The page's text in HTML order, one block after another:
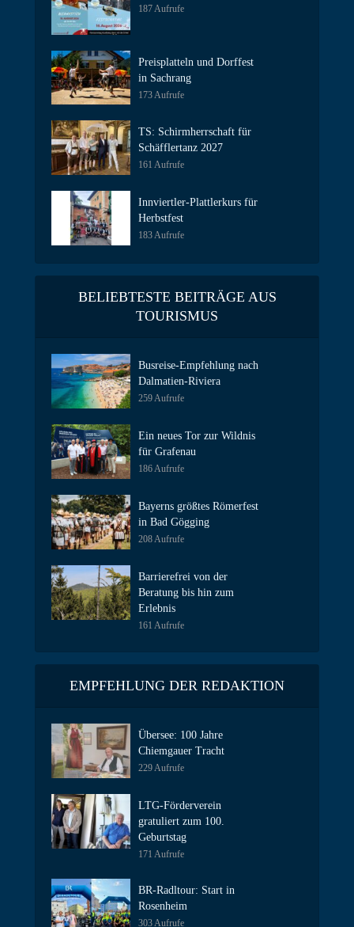
187 Aufrufe
Preisplatteln und Dorffest
in Sachrang
173 Aufrufe
TS: Schirmherrschaft für
Schäfflertanz 2027
161 Aufrufe
Innviertler-Plattlerkurs für
Herbstfest
183 Aufrufe
BELIEBTESTE BEITRÄGE AUS
TOURISMUS
Busreise-Empfehlung nach
Dalmatien-Riviera
259 Aufrufe
Ein neues Tor zur Wildnis
für Grafenau
186 Aufrufe
Bayerns größtes Römerfest
in Bad Gögging
208 Aufrufe
Barrierefrei von der
Beratung bis hin zum
Erlebnis
161 Aufrufe
EMPFEHLUNG DER REDAKTION
Übersee: 100 Jahre
Chiemgauer Tracht
229 Aufrufe
LTG-Förderverein
gratuliert zum 100.
Geburtstag
171 Aufrufe
BR-Radltour: Start in
Rosenheim
303 Aufrufe